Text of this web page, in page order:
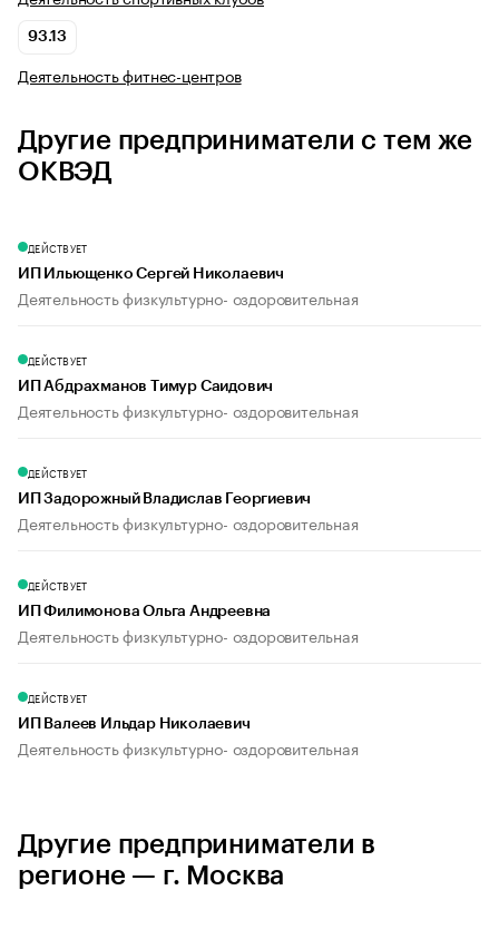
93.13
Деятельность фитнес-центров
Другие предприниматели с тем же
ОКВЭД
ДЕЙСТВУЕТ
ИП Ильющенко Сергей Николаевич
Деятельность физкультурно- оздоровительная
ДЕЙСТВУЕТ
ИП Абдрахманов Тимур Саидович
Деятельность физкультурно- оздоровительная
ДЕЙСТВУЕТ
ИП Задорожный Владислав Георгиевич
Деятельность физкультурно- оздоровительная
ДЕЙСТВУЕТ
ИП Филимонова Ольга Андреевна
Деятельность физкультурно- оздоровительная
ДЕЙСТВУЕТ
ИП Валеев Ильдар Николаевич
Деятельность физкультурно- оздоровительная
Другие предприниматели в
регионе — г. Москва